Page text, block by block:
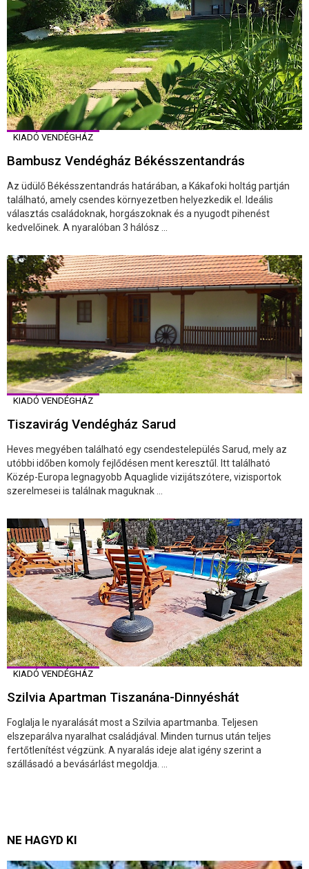
KIADÓ VENDÉGHÁZ
Bambusz Vendégház Békésszentandrás
Az üdülő Békésszentandrás határában, a Kákafoki holtág partján
található, amely csendes környezetben helyezkedik el. Ideális
választás családoknak, horgászoknak és a nyugodt pihenést
kedvelőinek. A nyaralóban 3 hálósz ...
KIADÓ VENDÉGHÁZ
Tiszavirág Vendégház Sarud
Heves megyében található egy csendestelepülés Sarud, mely az
utóbbi időben komoly fejlődésen ment keresztűl. Itt található
Közép-Europa legnagyobb Aquaglide vizijátszótere, vizisportok
szerelmesei is találnak maguknak ...
KIADÓ VENDÉGHÁZ
Szilvia Apartman Tiszanána-Dinnyéshát
Foglalja le nyaralását most a Szilvia apartmanba. Teljesen
elszeparálva nyaralhat családjával. Minden turnus után teljes
fertőtlenítést végzünk. A nyaralás ideje alat igény szerint a
szállásadó a bevásárlást megoldja. ...
NE HAGYD KI